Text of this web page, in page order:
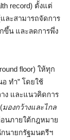
record) ตั้งแต่
ละสามารถจัดการ
ขึ้น และลดการพึ่ง
floor) ให้ทุก
ทำ” โดยใช้
ง และแนวคิดการ
มองกว้างและไกล
นภายใต้กฎหมาย
นายกรัฐมนตรีฯ